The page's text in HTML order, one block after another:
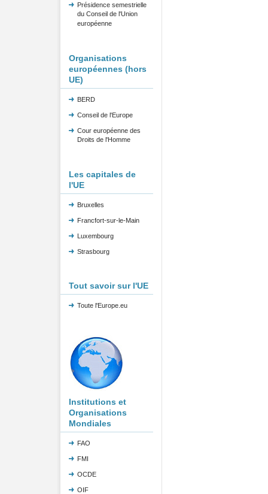
Présidence semestrielle
du Conseil de l'Union
européenne
Organisations
européennes (hors
UE)
BERD
Conseil de l'Europe
Cour européenne des
Droits de l'Homme
Les capitales de
l'UE
Bruxelles
Francfort-sur-le-Main
Luxembourg
Strasbourg
Tout savoir sur l'UE
Toute l'Europe.eu
Institutions et
Organisations
Mondiales
FAO
FMI
OCDE
OIF